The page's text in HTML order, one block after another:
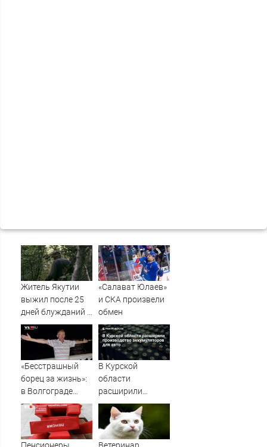
Житель Якутии
выжил после 25
дней блужданий в
тайге
«Салават Юлаев»
и СКА произвели
обмен
«Бесстрашный
борец за жизнь»:
в Волгограде
прощаются с
анестезиологом-
реаниматолог
высшей
В Курской
области
расширили
производство
аккумуляторов
для авто